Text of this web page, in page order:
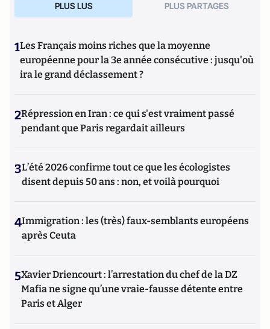
PLUS LUS PLUS PARTAGES
1Les Français moins riches que la moyenne
européenne pour la 3e année consécutive : jusqu'où
ira le grand déclassement ?
2Répression en Iran : ce qui s'est vraiment passé
pendant que Paris regardait ailleurs
3L’été 2026 confirme tout ce que les écologistes
disent depuis 50 ans : non, et voilà pourquoi
4Immigration : les (très) faux-semblants européens
après Ceuta
5Xavier Driencourt : l’arrestation du chef de la DZ
Mafia ne signe qu’une vraie-fausse détente entre
Paris et Alger